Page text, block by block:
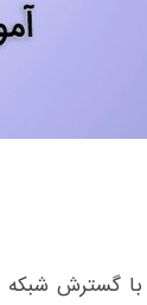
با گسترش شبکه